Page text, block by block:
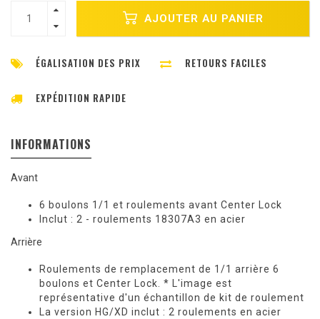
AJOUTER AU PANIER
ÉGALISATION DES PRIX RETOURS FACILES
EXPÉDITION RAPIDE
INFORMATIONS
Avant
6 boulons 1/1 et roulements avant Center Lock
Inclut : 2 - roulements 18307A3 en acier
Arrière
Roulements de remplacement de 1/1 arrière 6
boulons et Center Lock. * L'image est
représentative d'un échantillon de kit de roulement
La version HG/XD inclut : 2 roulements en acier